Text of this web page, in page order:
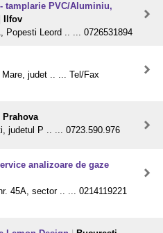
tamplarie PVC/Aluminiu,
Ilfov
Popesti Leord .. ... 0726531894
judet .. ... Tel/Fax
Prahova
judetul P .. ... 0723.590.976
analizoare de gaze
45A, sector .. ... 0214119221